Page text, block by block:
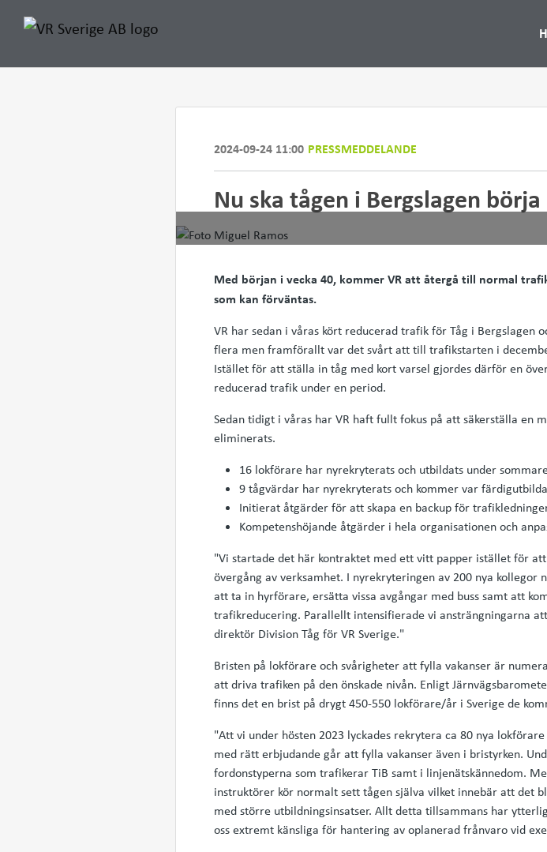
2024-09-24 11:00 PRESSMEDDELANDE
Nu ska tågen i Bergslagen
Med början i vecka 40, kommer VR att återgå till normal
som kan förväntas.
VR har sedan i våras kört reducerad trafik för Tåg i Bergslagen
flera men framförallt var det svårt att till trafikstarten i
Istället för att ställa in tåg med kort varsel gjordes därför en
reducerad trafik under en period.
Sedan tidigt i våras har VR haft fullt fokus på att säkerställa en
eliminerats.
16 lokförare har nyrekryterats och utbildats under
9 tågvärdar har nyrekryterats och kommer var
Initierat åtgärder för att skapa en backup för
Kompetenshöjande åtgärder i hela organisationen och
"Vi startade det här kontraktet med ett vitt papper istället för
övergång av verksamhet. I nyrekryteringen av 200 nya
att ta in hyrförare, ersätta vissa avgångar med buss samt att
trafikreducering. Parallellt intensifierade vi ansträngningarna
direktör Division Tåg för VR Sverige."
Bristen på lokförare och svårigheter att fylla vakanser är
att driva trafiken på den önskade nivån. Enligt
finns det en brist på drygt 450-550 lokförare/år i Sverige de
"Att vi under hösten 2023 lyckades rekrytera ca 80 nya
med rätt erbjudande går att fylla vakanser även i bristyrken.
fordonstyperna som trafikerar TiB samt i linjenätskännedom.
instruktörer kör normalt sett tågen själva vilket innebär att det
med större utbildningsinsatser. Allt detta tillsammans har
oss extremt känsliga för hantering av oplanerad frånvaro vid